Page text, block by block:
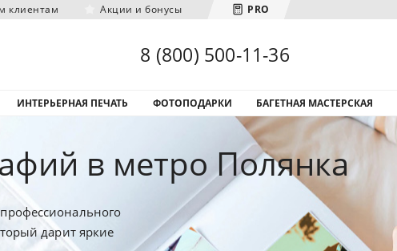
клиентам Акции и бонусы PRO
Загрузка городов...
8 (800) 500-11-36
ИНТЕРЬЕРНАЯ ПЕЧАТЬ ФОТОПОДАРКИ БАГЕТНАЯ МАСТЕРСКАЯ
в метро Полянка
дарит яркие